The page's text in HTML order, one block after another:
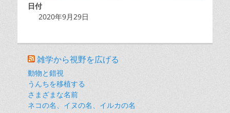
日付
2020年9月29日
雑学から視野を広げる
動物と錯視
うんちを移植する
さまざまな名前
ネコの名、イヌの名、イルカの名